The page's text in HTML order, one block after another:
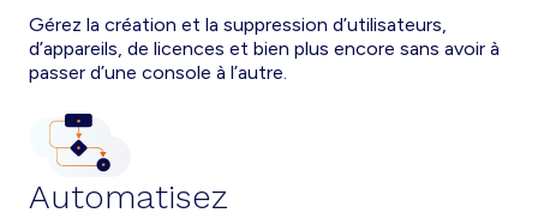
Gérez la création et la suppression d’utilisateurs,
d’appareils, de licences et bien plus encore sans avoir à
passer d’une console à l’autre.
Automatisez